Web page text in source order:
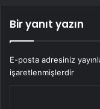
Bir yanıt yazın
E-posta adresiniz
işaretlenmişlerdir